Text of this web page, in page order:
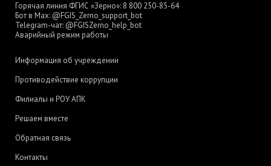
Горячая линия ФГИС «Зерно»: 8 800 250-85-64
Бот в Max: @FGIS_Zerno_support_bot
Telegram-чат: @FGISZerno_help_bot
Аварийный режим работы
Информация об учреждении
Противодействие коррупции
Филиалы и РОУ АПК
Решаем вместе
Обратная связь
Контакты